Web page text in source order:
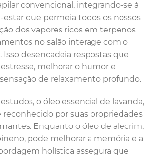
convencional, integrando-se à
estar que permeia todos os nossos
dos vapores ricos em terpenos
no salão interage com o
Isso desencadeia respostas que
melhorar o humor e
de relaxamento profundo.
o óleo essencial de lavanda,
reconhecido por suas propriedades
Enquanto o óleo de alecrim,
pode melhorar a memória e a
holística assegura que